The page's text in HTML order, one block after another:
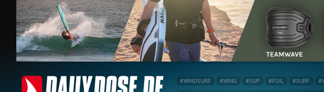
#WINDSURF #WING #SUP #FOIL #SURF